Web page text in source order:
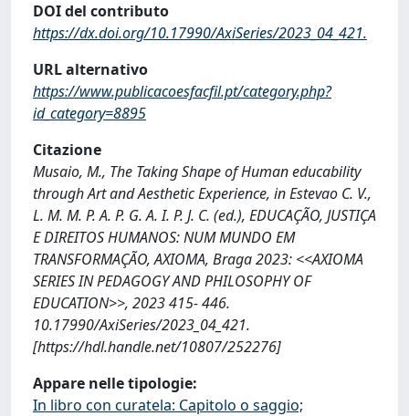
DOI del contributo
https://dx.doi.org/10.17990/AxiSeries/2023_04_421.
URL alternativo
https://www.publicacoesfacfil.pt/category.php?
id_category=8895
Citazione
Musaio, M., The Taking Shape of Human educability
through Art and Aesthetic Experience, in Estevao C. V.,
L. M. M. P. A. P. G. A. I. P. J. C. (ed.), EDUCAÇÃO, JUSTIÇA
E DIREITOS HUMANOS: NUM MUNDO EM
TRANSFORMAÇÃO, AXIOMA, Braga 2023: <<AXIOMA
SERIES IN PEDAGOGY AND PHILOSOPHY OF
EDUCATION>>, 2023 415- 446.
10.17990/AxiSeries/2023_04_421.
[https://hdl.handle.net/10807/252276]
Appare nelle tipologie:
In libro con curatela: Capitolo o saggio;